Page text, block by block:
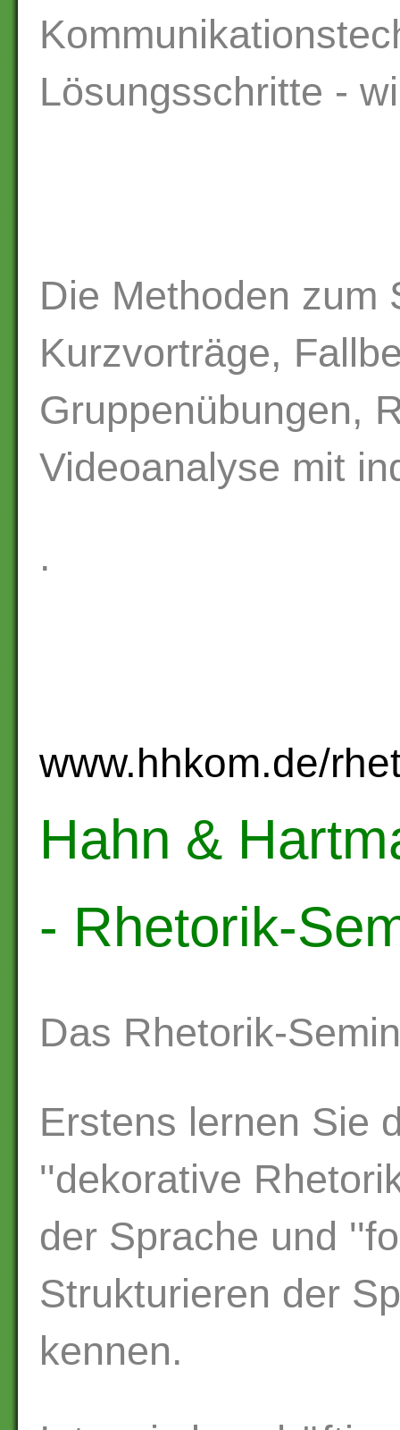
Lösungsschritte -
Die Methoden zum
Kurzvorträge,
Gruppenübungen,
Videoanalyse mit
.
www.hhkom.de/
Hahn &
- Rhetorik-
Das Rhetorik-
Erstens lernen Sie
''dekorative
der Sprache und
Strukturieren der
kennen.